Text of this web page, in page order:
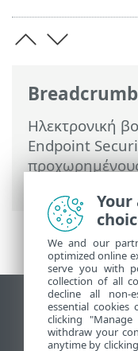
Breadcrumb
Ηλεκτρονική
Endpoint
Προβολή
End of Life
Your
We and our
optimized online
serve you with
collection of all
decline all non-
essential
clicking
withdraw your
anytime by